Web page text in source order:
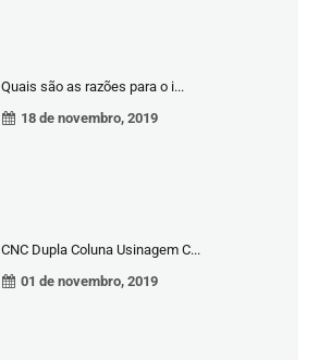
Quais são as razões para o i...
18 de novembro, 2019
CNC Dupla Coluna Usinagem C...
01 de novembro, 2019